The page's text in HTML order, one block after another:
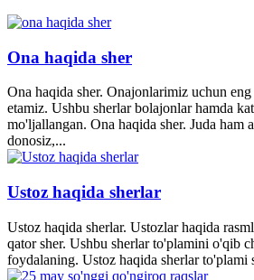
Ona haqida sher
Ona haqida sher. Onajonlarimiz uchun
etamiz. Ushbu sherlar bolajonlar hamda
mo'ljallangan. Ona haqida sher. Juda ham
donosiz,...
Ustoz haqida sherlar
Ustoz haqida sherlar. Ustozlar haqida
qator sher. Ushbu sherlar to'plamini o'qib
foydalaning. Ustoz haqida sherlar to'plami